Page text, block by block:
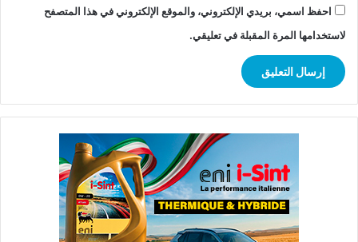
احفظ اسمي، بريدي الإلكتروني، والموقع الإلكتروني في هذا المتصفح
لاستخدامها المرة المقبلة في تعليقي.